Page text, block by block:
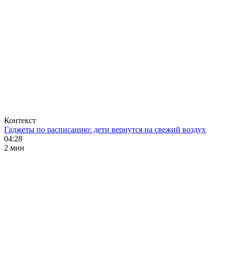
Контекст
Гаджеты по расписанию: дети вернутся на свежий воздух
04:28
2 мин